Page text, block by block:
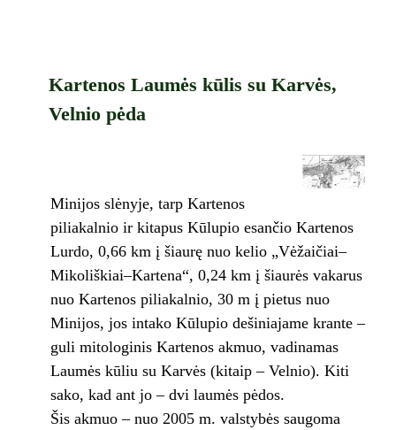
Kartenos Laumės kūlis su Karvės,
Velnio pėda
Minijos slėnyje, tarp Kartenos
piliakalnio ir kitapus Kūlupio esančio Kartenos
Lurdo, 0,66 km į šiaurę nuo kelio „Vėžaičiai–
Mikoliškiai–Kartena“, 0,24 km į šiaurės vakarus
nuo Kartenos piliakalnio, 30 m į pietus nuo
Minijos, jos intako Kūlupio dešiniajame krante –
guli mitologinis Kartenos akmuo, vadinamas
Laumės kūliu su Karvės (kitaip – Velnio). Kiti
sako, kad ant jo – dvi laumės pėdos.
Šis akmuo – nuo 2005 m. valstybės saugoma